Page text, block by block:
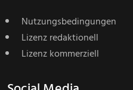
Nutzungsbedingungen
Lizenz redaktionell
Lizenz kommerziell